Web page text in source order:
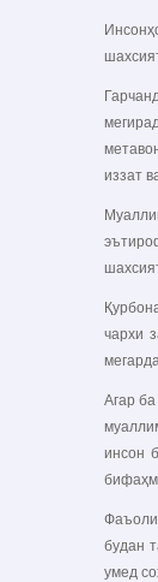
иззат
чархи
Агар
инсон
будан
умед